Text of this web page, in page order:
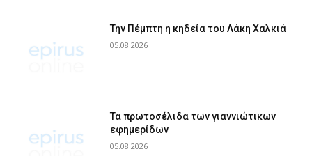
Την Πέμπτη η κηδεία του Λάκη Χαλκιά
05.08.2026
Τα πρωτοσέλιδα των γιαννιώτικων
εφημερίδων
05.08.2026